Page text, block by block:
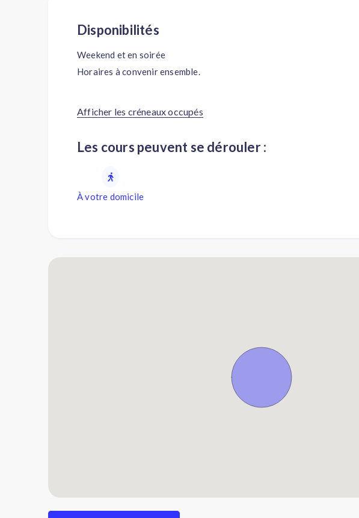
Disponibilités
Weekend et en soirée
Horaires à convenir ensemble.
Afficher les créneaux occupés
Les cours peuvent se dérouler :
À votre domicile